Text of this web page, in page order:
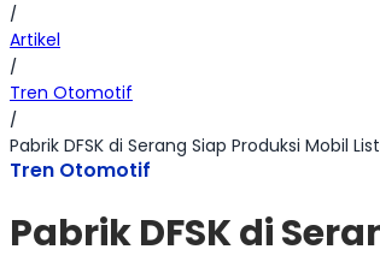
/
Artikel
/
Tren Otomotif
/
Pabrik DFSK di Serang Siap Produksi Mobil
Tren Otomotif
Pabrik DFSK di